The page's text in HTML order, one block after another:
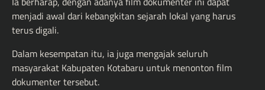
menjadi awal dari kebangkitan sejarah lokal yang harus
terus digali.
Dalam kesempatan itu, ia juga mengajak seluruh
masyarakat Kabupaten Kotabaru untuk menonton film
dokumenter tersebut.